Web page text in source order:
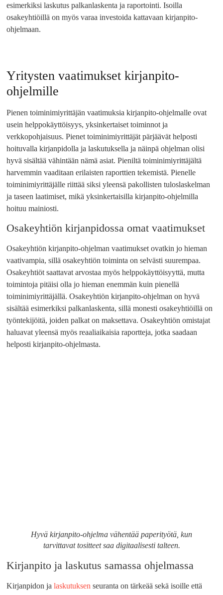
esimerkiksi laskutus palkanlaskenta ja raportointi. Isoilla
osakeyhtiöillä on myös varaa investoida kattavaan kirjanpito-
ohjelmaan.
Yritysten vaatimukset kirjanpito-
ohjelmille
Pienen toiminimiyrittäjän vaatimuksia kirjanpito-ohjelmalle ovat
usein helppokäyttöisyys, yksinkertaiset toiminnot ja
verkkopohjaisuus. Pienet toiminimiyrittäjät pärjäävät helposti
hoituvalla kirjanpidolla ja laskutuksella ja näinpä ohjelman olisi
hyvä sisältää vähintään nämä asiat. Pieniltä toiminimiyrittäjältä
harvemmin vaaditaan erilaisten raporttien tekemistä. Pienelle
toiminimiyrittäjälle riittää siksi yleensä pakollisten tuloslaskelman
ja taseen laatimiset, mikä yksinkertaisilla kirjanpito-ohjelmilla
hoituu mainiosti.
Osakeyhtiön kirjanpidossa omat vaatimukset
Osakeyhtiön kirjanpito-ohjelman vaatimukset ovatkin jo hieman
vaativampia, sillä osakeyhtiön toiminta on selvästi suurempaa.
Osakeyhtiöt saattavat arvostaa myös helppokäyttöisyyttä, mutta
toimintoja pitäisi olla jo hieman enemmän kuin pienellä
toiminimiyrittäjällä. Osakeyhtiön kirjanpito-ohjelman on hyvä
sisältää esimerkiksi palkanlaskenta, sillä monesti osakeyhtiöillä on
työntekijöitä, joiden palkat on maksettava. Osakeyhtiön omistajat
haluavat yleensä myös reaaliaikaisia raportteja, jotka saadaan
helposti kirjanpito-ohjelmasta.
Hyvä kirjanpito-ohjelma vähentää paperityötä, kun
tarvittavat tositteet saa digitaalisesti talteen.
Kirjanpito ja laskutus samassa ohjelmassa
Kirjanpidon ja laskutuksen seuranta on tärkeää sekä isoille että